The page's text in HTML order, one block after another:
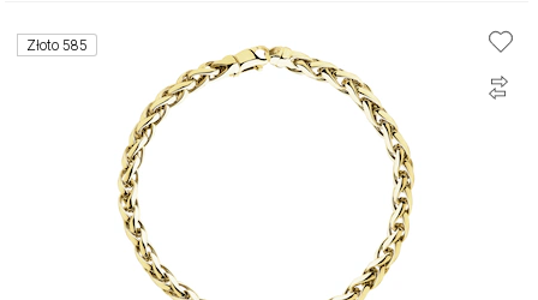
Złoto 585